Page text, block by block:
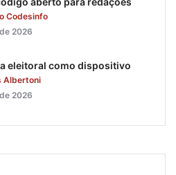
Codesinfo
2026
eleitoral como dispositivo
Albertoni
2026